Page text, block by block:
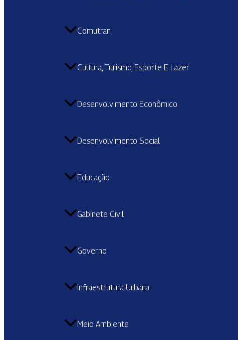
Comutran
Cultura, Turismo, Esporte E Lazer
Desenvolvimento Econômico
Desenvolvimento Social
Educação
Gabinete Civil
Governo
Infraestrutura Urbana
Meio Ambiente